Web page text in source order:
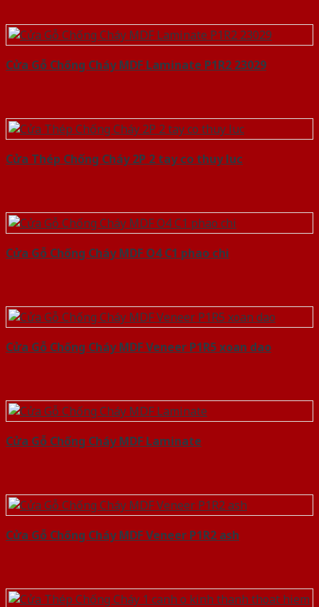
Cửa Gỗ Chống Cháy MDF Laminate P1R2 23029
Cửa Thép Chống Cháy 2P 2 tay co thuy luc
Cửa Gỗ Chống Cháy MDF O4 C1 phao chi
Cửa Gỗ Chống Cháy MDF Veneer P1R5 xoan dao
Cửa Gỗ Chống Cháy MDF Laminate
Cửa Gỗ Chống Cháy MDF Veneer P1R2 ash